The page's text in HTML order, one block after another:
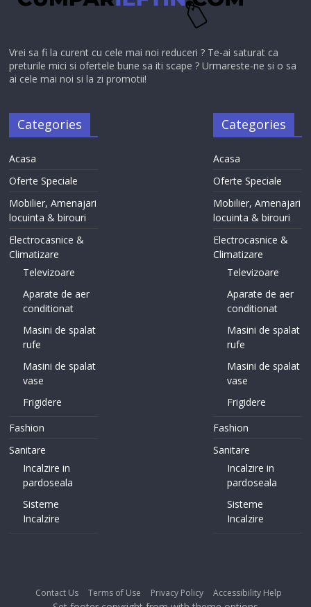
Vrei sa fi la curent cu cele mai noi reduceri ? Te-ai saturat ca
preturile mici si ofertele bune sa iti scape ? Urmareste-ne si o sa
ai cele mai noi si la zi promotii!
Categories
Acasa
Oferte Speciale
Mobilier, Amenajari
locuinta & birouri
Electrocasnice &
Climatizare
Televizoare
Aparate de aer
conditionat
Masini de spalat
rufe
Masini de spalat
vase
Frigidere
Fashion
Sanitare
Incalzire in
pardoseala
Sisteme
Incalzire
Categories
Acasa
Oferte Speciale
Mobilier, Amenajari
locuinta & birouri
Electrocasnice &
Climatizare
Televizoare
Aparate de aer
conditionat
Masini de spalat
rufe
Masini de spalat
vase
Frigidere
Fashion
Sanitare
Incalzire in
pardoseala
Sisteme
Incalzire
Contact Us Terms of Use Privacy Policy Accessibility Help